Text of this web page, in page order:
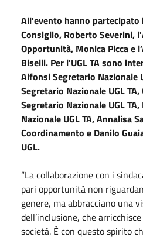
All'evento hanno partecipato
Consiglio, Roberto Severini,
Opportunità, Monica Picca e
Biselli. Per l'UGL TA sono
Alfonsi Segretario Nazionale
Segretario Nazionale UGL
Segretario Nazionale UGL
Nazionale UGL TA, Annalisa
Coordinamento e Danilo
UGL.
“La collaborazione con i
pari opportunità non
genere, ma abbracciano una
dell’inclusione, che
società. È con questo spirito